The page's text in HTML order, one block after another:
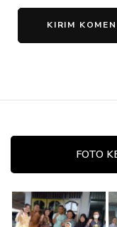
FOTO